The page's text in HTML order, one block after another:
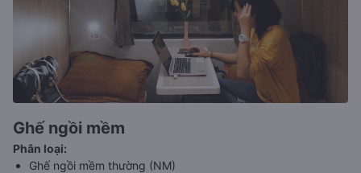
Ghế ngồi mềm
Phân loại:
Ghế ngồi mềm thường (NM)